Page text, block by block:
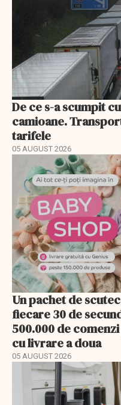
De ce s-a scumpit
camioane.
tarifele
05 AUGUST 2026
Un pachet de
fiecare 30 de
500.000 de
cu livrare a doua
05 AUGUST 2026